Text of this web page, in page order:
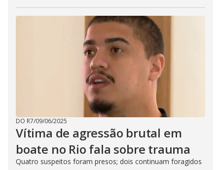
DO R7/09/06/2025
Vítima de agressão brutal em
boate no Rio fala sobre trauma
Quatro suspeitos foram presos; dois continuam foragidos